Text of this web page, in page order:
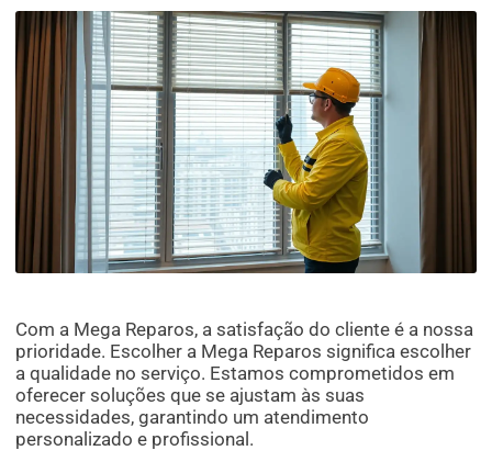
Com a Mega Reparos, a satisfação do cliente é a nossa
prioridade. Escolher a Mega Reparos significa escolher
a qualidade no serviço. Estamos comprometidos em
oferecer soluções que se ajustam às suas
necessidades, garantindo um atendimento
personalizado e profissional.